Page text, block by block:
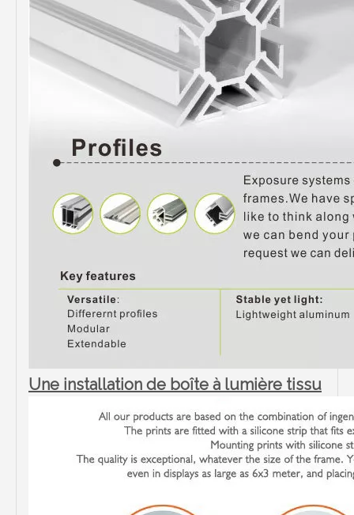
Une installation de boîte à lumière tissu